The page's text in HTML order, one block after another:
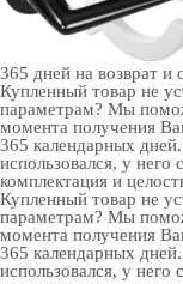
365 дней на возврат и
Купленный товар не
параметрам? Мы
момента получения
365 календарных
использовался, у
комплектация и
Купленный товар не
параметрам? Мы
момента получения
365 календарных
использовался, у